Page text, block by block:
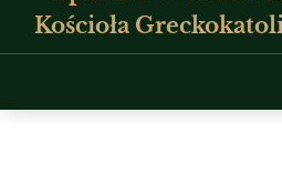
Kościoła